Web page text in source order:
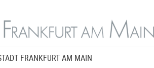
FRANKFURT AM MAIN